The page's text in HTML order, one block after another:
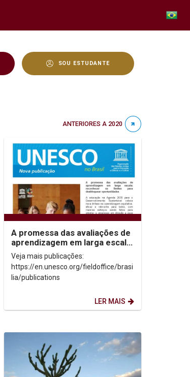
SOU ESTUDANTE
ANTERIORES A 2020
A promessa das avaliações de
aprendizagem em larga escala:
reconhecer os limites para
desbloquear...
Veja mais publicações:
https://en.unesco.org/fieldoffice/brasi
lia/publications
LER MAIS